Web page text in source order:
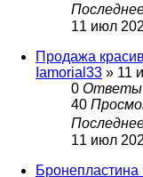
11 июл
Продажа
Iamorial33 » 11
0 Ответы
40
11 июл